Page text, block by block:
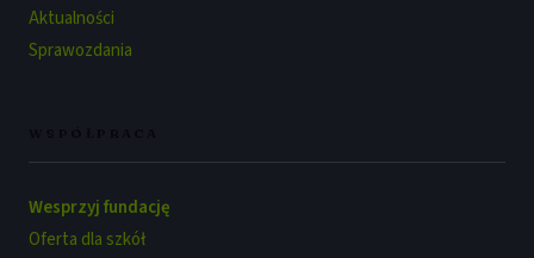
Aktualności
Sprawozdania
Wesprzyj fundację
Oferta dla szkół